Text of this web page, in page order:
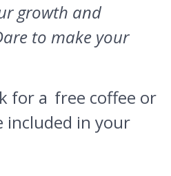
growth and
to make your
for a free coffee or
included in your